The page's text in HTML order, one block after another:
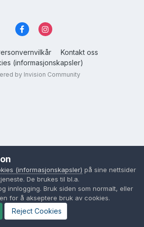
Kontakt oss
(informasjonskapsler)
by Invision Community
(informasjonskapsler) på sine nettsider
De brukes til bl.a.
innlogging. Bruk siden som normalt, eller
for å akseptere bruk av cookies.
Reject Cookies